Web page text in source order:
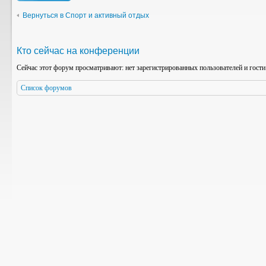
Вернуться в Спорт и активный отдых
Кто сейчас на конференции
Сейчас этот форум просматривают: нет зарегистрированных пользователей и
Список форумов